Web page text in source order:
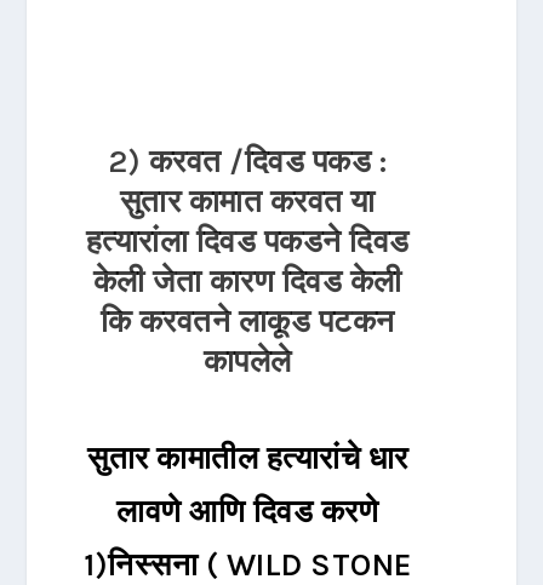
2) करवत /दिवड पकड :
सुतार कामात करवत या
हत्यारांला दिवड पकडने दिवड
केली जेता कारण दिवड केली
कि करवतने लाकूड पटकन
कापलेले
सुतार कामातील हत्यारांचे धार
लावणे आणि दिवड करणे
1)निस्सना ( WILD STONE